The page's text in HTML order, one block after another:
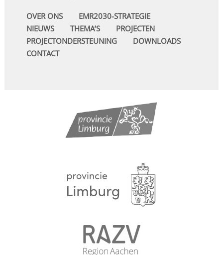
OVER ONS
EMR2030-STRATEGIE
NIEUWS
THEMA’S
PROJECTEN
PROJECTONDERSTEUNING
DOWNLOADS
CONTACT